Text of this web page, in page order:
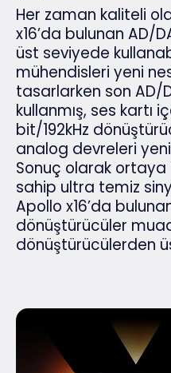
Her zaman kaliteli
x16’da bulunan AD/
üst seviyede
mühendisleri yeni
tasarlarken son AD/
kullanmış, ses kartı
bit/192kHz
analog devreleri
Sonuç olarak ortaya
sahip ultra temiz
Apollo x16’da
dönüştürücüler
dönüştürücülerden